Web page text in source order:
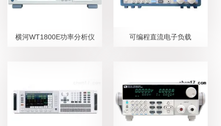
横河WT1800E功率分析仪 可编程直流电子负载